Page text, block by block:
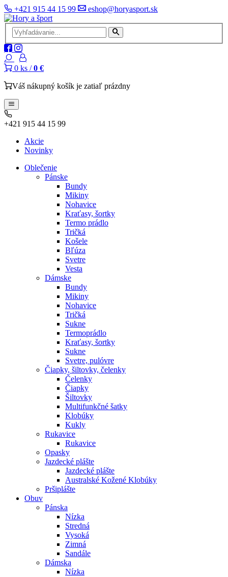
+421 915 44 15 99 eshop@horyasport.sk
0 ks / 0 €
Váš nákupný košík je zatiaľ prázdny
+421 915 44 15 99
Akcie
Novinky
Oblečenie
Pánske
Bundy
Mikiny
Nohavice
Kraťasy, šortky
Termo prádlo
Tričká
Košele
Bľúza
Svetre
Vesta
Dámske
Bundy
Mikiny
Nohavice
Tričká
Sukne
Termoprádlo
Kraťasy, šortky
Sukne
Svetre, pulóvre
Čiapky, šiltovky, čelenky
Čelenky
Čiapky
Šiltovky
Multifunkčné šatky
Klobúky
Kukly
Rukavice
Rukavice
Opasky
Jazdecké plášte
Jazdecké plášte
Australské Kožené Klobúky
Pršiplášte
Obuv
Pánska
Nízka
Stredná
Vysoká
Zimná
Sandále
Dámska
Nízka